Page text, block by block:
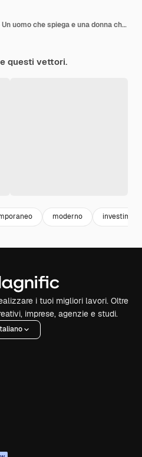
Presentazione aziendale Un uomo che spiega e una donna che ascolta
questi vettori.
moderno
i tuoi migliori lavori. Oltre
imprese, agenzie e studi.